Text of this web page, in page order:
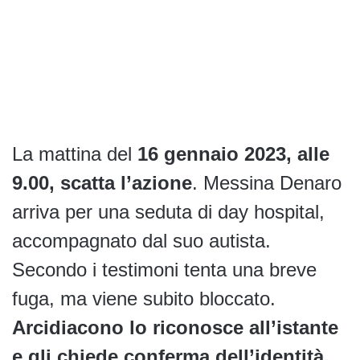
La mattina del 16 gennaio 2023, alle
9.00, scatta l’azione. Messina Denaro
arriva per una seduta di day hospital,
accompagnato dal suo autista.
Secondo i testimoni tenta una breve
fuga, ma viene subito bloccato.
Arcidiacono lo riconosce all’istante